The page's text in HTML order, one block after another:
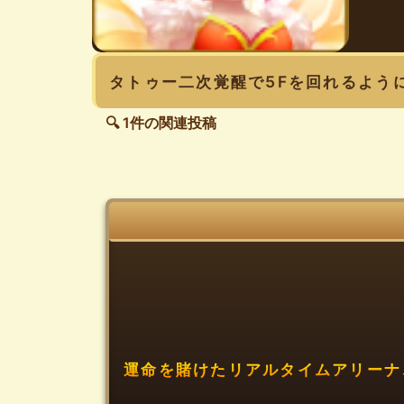
タトゥー二次覚醒で5Fを回れるよう
🔍 1件の関連投稿
運命を賭けたリアルタイムアリー